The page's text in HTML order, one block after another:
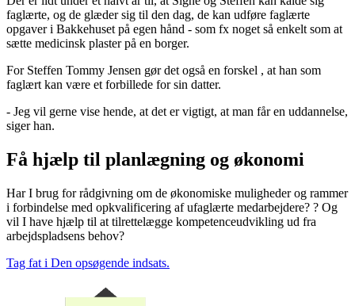
faglærte, og de glæder sig til den dag, de kan udføre faglærte
opgaver i Bakkehuset på egen hånd - som fx noget så enkelt som at
sætte medicinsk plaster på en borger.
For Steffen Tommy Jensen gør det også en forskel , at han som
faglært kan være et forbillede for sin datter.
- Jeg vil gerne vise hende, at det er vigtigt, at man får en uddannelse,
siger han.
Få hjælp til planlægning og økonomi
Har I brug for rådgivning om de økonomiske muligheder og rammer
i forbindelse med opkvalificering af ufaglærte medarbejdere? ? Og
vil I have hjælp til at tilrettelægge kompetenceudvikling ud fra
arbejdspladsens behov?
Tag fat i Den opsøgende indsats.